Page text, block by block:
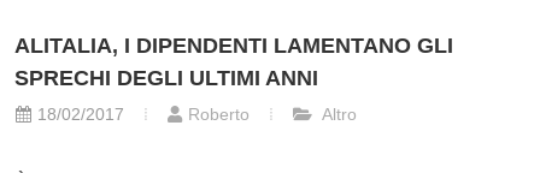
ALITALIA, I DIPENDENTI LAMENTANO GLI
SPRECHI DEGLI ULTIMI ANNI
18/02/2017 Roberto Altro